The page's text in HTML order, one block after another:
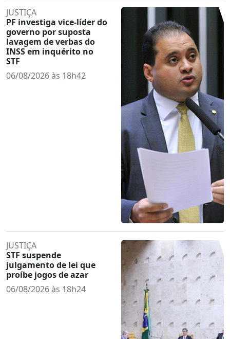
JUSTIÇA
PF investiga vice-líder do
governo por suposta
lavagem de verbas do
INSS em inquérito no
STF
06/08/2026 às 18h42
JUSTIÇA
STF suspende
julgamento de lei que
proíbe jogos de azar
06/08/2026 às 18h24